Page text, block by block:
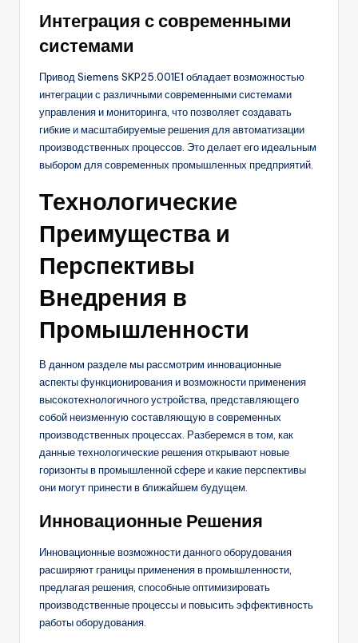
Интеграция с современными
системами
Привод Siemens SKP25.001E1 обладает возможностью
интеграции с различными современными системами
управления и мониторинга, что позволяет создавать
гибкие и масштабируемые решения для автоматизации
производственных процессов. Это делает его идеальным
выбором для современных промышленных предприятий.
Технологические
Преимущества и
Перспективы
Внедрения в
Промышленности
В данном разделе мы рассмотрим инновационные
аспекты функционирования и возможности применения
высокотехнологичного устройства, представляющего
собой неизменную составляющую в современных
производственных процессах. Разберемся в том, как
данные технологические решения открывают новые
горизонты в промышленной сфере и какие перспективы
они могут принести в ближайшем будущем.
Инновационные Решения
Инновационные возможности данного оборудования
расширяют границы применения в промышленности,
предлагая решения, способные оптимизировать
производственные процессы и повысить эффективность
работы оборудования.